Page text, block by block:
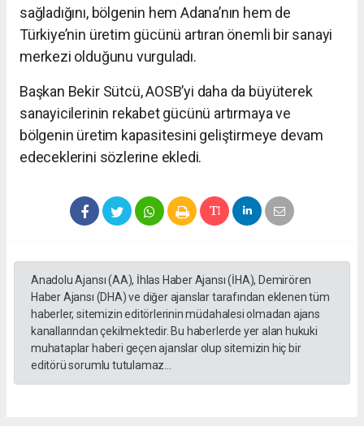
sağladığını, bölgenin hem Adana’nın hem de
Türkiye’nin üretim gücünü artıran önemli bir sanayi
merkezi olduğunu vurguladı.
Başkan Bekir Sütcü, AOSB’yi daha da büyüterek
sanayicilerinin rekabet gücünü artırmaya ve
bölgenin üretim kapasitesini geliştirmeye devam
edeceklerini sözlerine ekledi.
Anadolu Ajansı (AA), İhlas Haber Ajansı (İHA), Demirören
Haber Ajansı (DHA) ve diğer ajanslar tarafından eklenen tüm
haberler, sitemizin editörlerinin müdahalesi olmadan ajans
kanallarından çekilmektedir. Bu haberlerde yer alan hukuki
muhataplar haberi geçen ajanslar olup sitemizin hiç bir
editörü sorumlu tutulamaz...